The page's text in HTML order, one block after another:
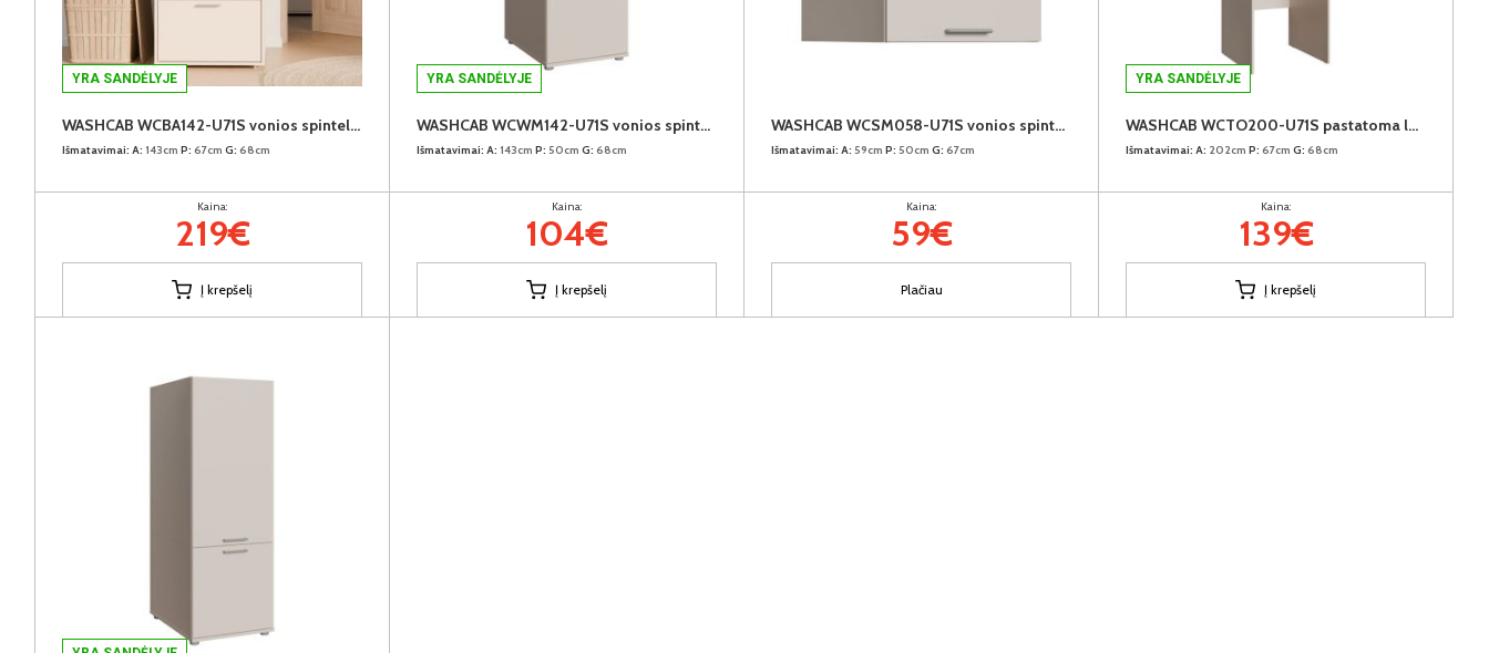
YRA SANDĖLYJE
WASHCAB WCBA142-U71S vonios spintelė skalbimo mašinai
Išmatavimai: A: 143cm P: 67cm G: 68cm
Kaina:
219€
Į krepšelį
YRA SANDĖLYJE
WASHCAB WCWM142-U71S vonios spintelė
Išmatavimai: A: 143cm P: 50cm G: 68cm
Kaina:
104€
Į krepšelį
WASHCAB WCSM058-U71S vonios spintelė-antresolė
Išmatavimai: A: 59cm P: 50cm G: 67cm
Kaina:
59€
Plačiau
YRA SANDĖLYJE
WASHCAB WCTO200-U71S pastatoma lentyna skalbimo mašinai
Išmatavimai: A: 202cm P: 67cm G: 68cm
Kaina:
139€
Į krepšelį